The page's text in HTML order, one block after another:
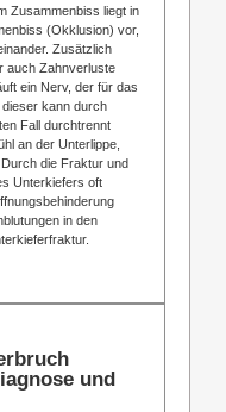
Zusammenbiss liegt in
(Okklusion) vor,
Zusätzlich
auch Zahnverluste
ein Nerv, der für das
kann durch
Fall durchtrennt
an der Unterlippe,
die Fraktur und
Unterkiefers oft
in den
und